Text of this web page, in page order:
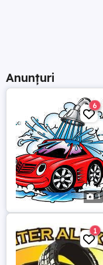
Anunțuri
1
6
1